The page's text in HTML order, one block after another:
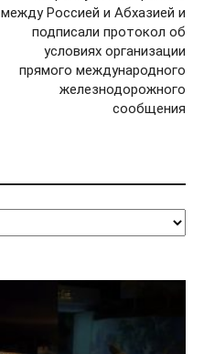
между Россией и Абхазией и
подписали протокол об
условиях организации
прямого международного
железнодорожного
сообщения